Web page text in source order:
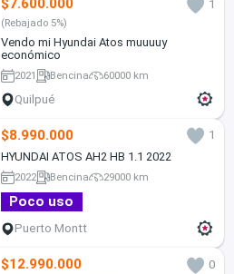
$7.600.000 1
(Rebajado 5%)
Vendo mi Hyundai Atos muuuuy
económico
2021 Bencina 60000 km
Quilpué
$8.990.000
1
HYUNDAI ATOS AH2 HB 1.1 2022
2022 Bencina 29000 km
Poco uso
Puerto Montt
$12.990.000
0